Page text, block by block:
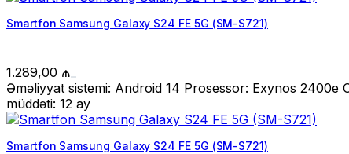
Smartfon Samsung Galaxy S24 FE 5G (SM-S721)
1.289,00 ₼
Əməliyyat sistemi: Android 14 Prosessor: Exynos 2400e
müddəti: 12 ay
Smartfon Samsung Galaxy S24 FE 5G (SM-S721)